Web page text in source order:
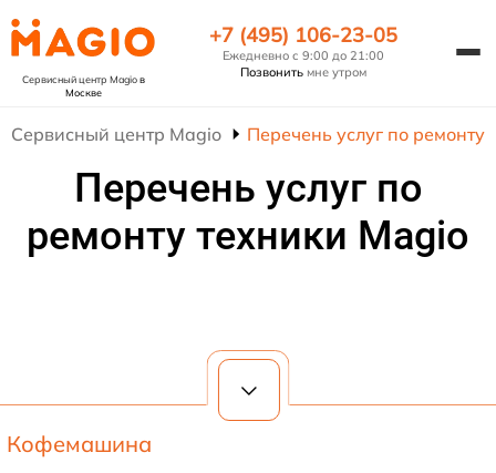
Сервисный центр Magioв
Москве
+7 (495) 106-23-05
Ежедневно с 9:00 до 21:00
Позвонить мне утром
Сервисный центр Magio Перечень услуг по ремонту
Перечень услуг по
ремонту техники Magio
Кофемашина